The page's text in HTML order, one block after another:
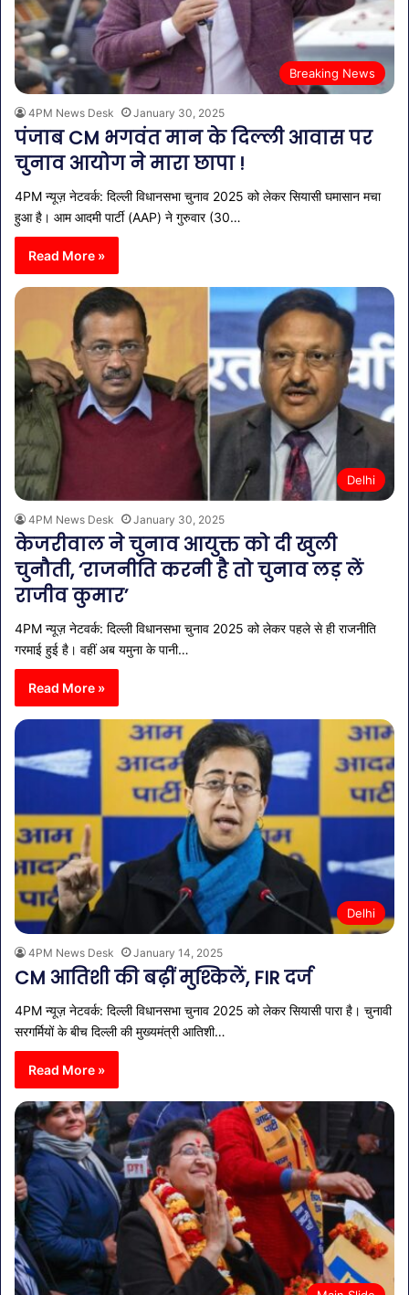
Breaking News
4PM News Desk January 30, 2025
पंजाब CM भगवंत मान के दिल्ली आवास पर
चुनाव आयोग ने मारा छापा !
4PM न्यूज़ नेटवर्क: दिल्ली विधानसभा चुनाव 2025 को लेकर सियासी घमासान मचा
हुआ है। आम आदमी पार्टी (AAP) ने गुरुवार (30…
Read More »
Delhi
4PM News Desk January 30, 2025
केजरीवाल ने चुनाव आयुक्त को दी खुली
चुनौती, ‘राजनीति करनी है तो चुनाव लड़ लें
राजीव कुमार’
4PM न्यूज़ नेटवर्क: दिल्ली विधानसभा चुनाव 2025 को लेकर पहले से ही राजनीति
गरमाई हुई है। वहीं अब यमुना के पानी…
Read More »
Delhi
4PM News Desk January 14, 2025
CM आतिशी की बढ़ीं मुश्किलें, FIR दर्ज
4PM न्यूज़ नेटवर्क: दिल्ली विधानसभा चुनाव 2025 को लेकर सियासी पारा है। चुनावी
सरगर्मियों के बीच दिल्ली की मुख्यमंत्री आतिशी…
Read More »